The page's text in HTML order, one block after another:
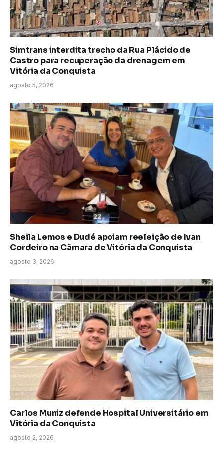
Simtrans interdita trecho da Rua Plácido de
Castro para recuperação da drenagem em
Vitória da Conquista
agosto 5, 2026
Sheila Lemos e Dudé apoiam reeleição de Ivan
Cordeiro na Câmara de Vitória da Conquista
agosto 3, 2026
Carlos Muniz defende Hospital Universitário em
Vitória da Conquista
agosto 2, 2026